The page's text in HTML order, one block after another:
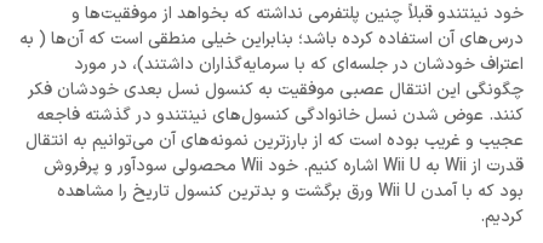
خود نینتندو قبلاً چنین پلتفرمی نداشته که بخواهد از موفقیت‌ها و
درس‌های آن استفاده کرده باشد؛ بنابراین خیلی منطقی است که آن‌ها ( به
اعتراف خودشان در جلسه‌ای که با سرمایه‌گذاران داشتند)، در مورد
چگونگی این انتقال عصبی موفقیت به کنسول نسل بعدی خودشان فکر
کنند. عوض شدن نسل خانوادگی کنسول‌های نینتندو در گذشته فاجعه
عجیب و غریب بوده است که از بارزترین نمونه‌های آن می‌توانیم به انتقال
قدرت از Wii به Wii U اشاره کنیم. خود Wii محصولی سودآور و پرفروش
بود که با آمدن Wii U ورق برگشت و بدترین کنسول تاریخ را مشاهده
کردیم.